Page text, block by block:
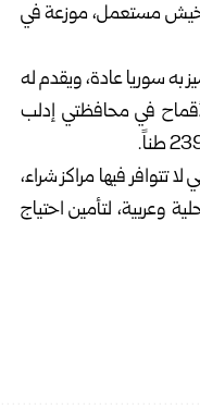
2.25 مليون كيس خيش جديد، و 1.5مليون كيس خيش مستعمل، موزعة في
به سوريا عادة، ويقدم له
في محافظتي إدلب
تتوافر فيها مراكز شراء،
وعربية، لتأمين احتياج